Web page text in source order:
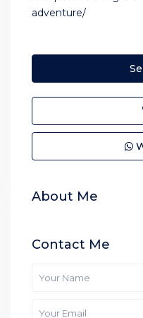
adventure/
About Me
Contact Me